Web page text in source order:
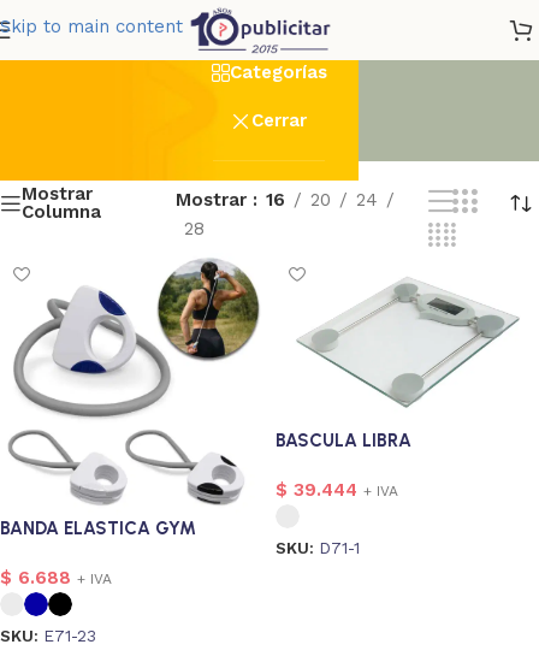
Skip to main content Salud
Categorías
Cerrar
Mostrar
Columna
Mostrar 16 20
24
28
BANDA ELASTICA GYM
$ 6.688 + IVA
SKU: E71-23
BASCULA LIBRA
$ 39.444 + IVA
SKU: D71-1